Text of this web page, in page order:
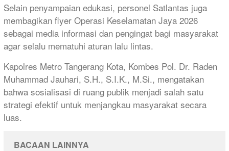
Selain penyampaian edukasi, personel Satlantas juga
membagikan flyer Operasi Keselamatan Jaya 2026
sebagai media informasi dan pengingat bagi masyarakat
agar selalu mematuhi aturan lalu lintas.
Kapolres Metro Tangerang Kota, Kombes Pol. Dr. Raden
Muhammad Jauhari, S.H., S.I.K., M.Si., mengatakan
bahwa sosialisasi di ruang publik menjadi salah satu
strategi efektif untuk menjangkau masyarakat secara
luas.
BACAAN LAINNYA